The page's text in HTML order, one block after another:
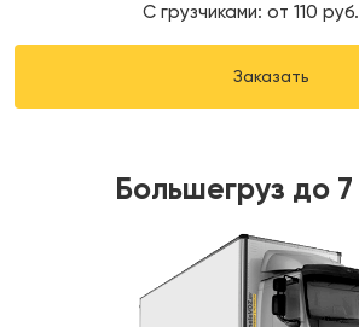
С грузчиками: от 110
Заказать
Большегруз до